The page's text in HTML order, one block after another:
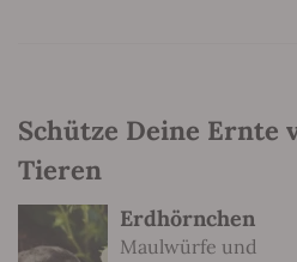
Schütze Deine Ernte
Tieren
Erdhörnchen
Maulwürfe und